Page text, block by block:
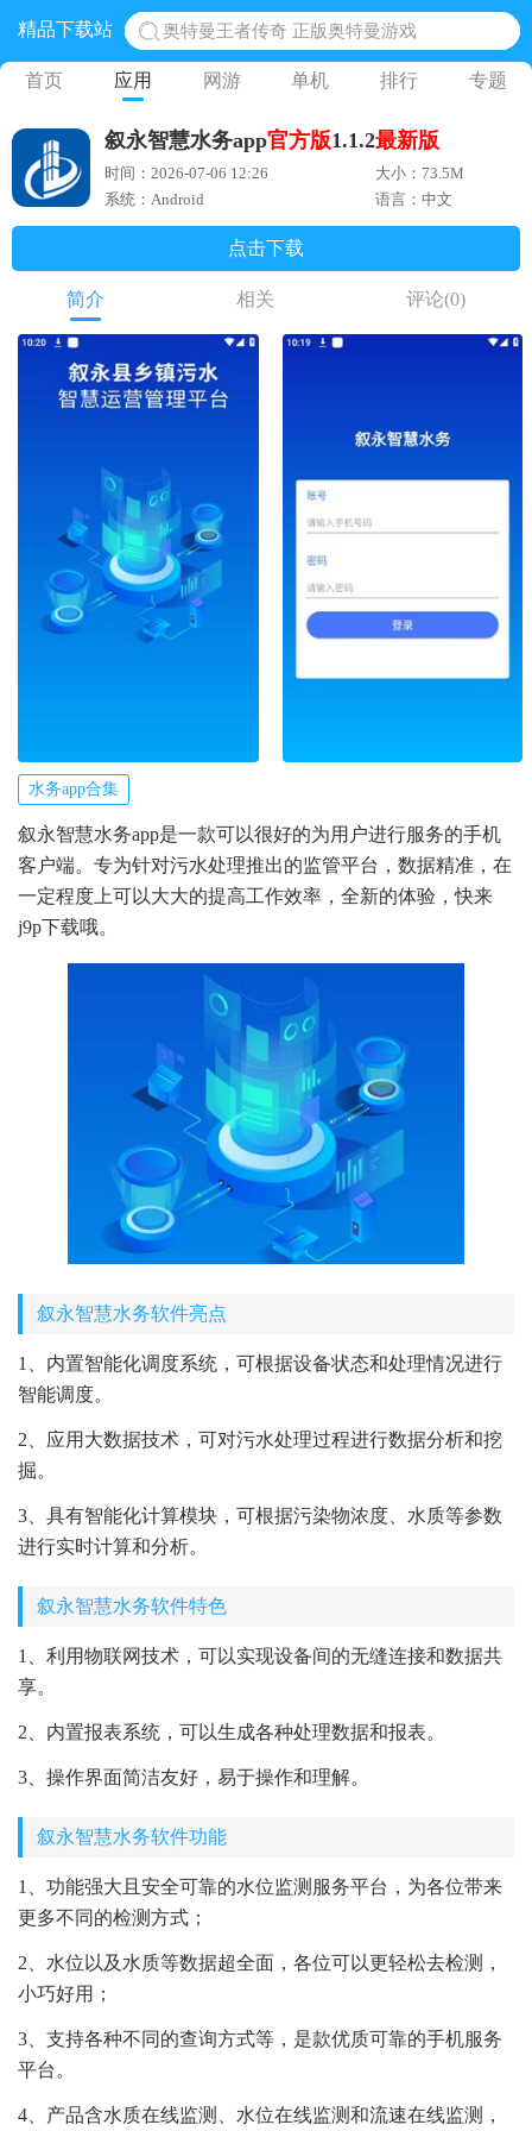
精品下载站
奥特曼王者传奇 正版奥特曼游戏
地铁跑酷体验服国际服 地铁跑酷体验服版本
黎明觉醒生机腾讯正版 黎明觉醒生机国际服
蛋仔派对下载 蛋仔派对体验服
首页 应用 网游 单机 排行 专题
叙永智慧水务app官方版1.1.2最新版
时间：2026-07-06 12:26
大小：73.5M
系统：Android
语言：中文
点击下载
简介 相关 评论(0)
水务app合集
叙永智慧水务app是一款可以很好的为用户进行服务的手机
客户端。专为针对污水处理推出的监管平台，数据精准，在
一定程度上可以大大的提高工作效率，全新的体验，快来
j9p下载哦。
叙永智慧水务软件亮点
1、内置智能化调度系统，可根据设备状态和处理情况进行
智能调度。
2、应用大数据技术，可对污水处理过程进行数据分析和挖
掘。
3、具有智能化计算模块，可根据污染物浓度、水质等参数
进行实时计算和分析。
叙永智慧水务软件特色
1、利用物联网技术，可以实现设备间的无缝连接和数据共
享。
2、内置报表系统，可以生成各种处理数据和报表。
3、操作界面简洁友好，易于操作和理解。
叙永智慧水务软件功能
1、功能强大且安全可靠的水位监测服务平台，为各位带来
更多不同的检测方式；
2、水位以及水质等数据超全面，各位可以更轻松去检测，
小巧好用；
3、支持各种不同的查询方式等，是款优质可靠的手机服务
平台。
4、产品含水质在线监测、水位在线监测和流速在线监测，